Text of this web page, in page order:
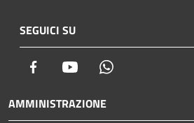
SEGUICI SU
Facebook Youtube
AMMINISTRAZIONE